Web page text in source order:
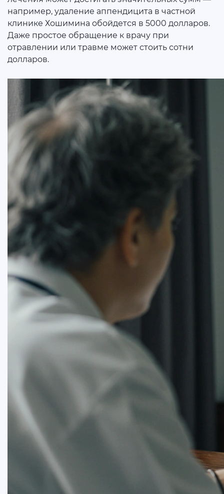
например, удаление аппендицита в частной
клинике Хошимина обойдется в 5000 долларов.
Даже простое обращение к врачу при
отравлении или травме может стоить сотни
долларов.